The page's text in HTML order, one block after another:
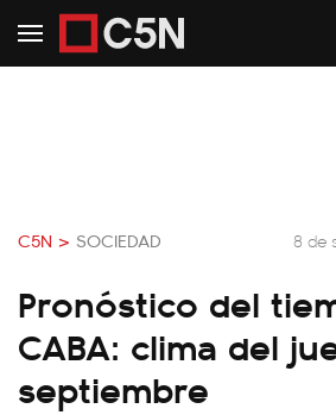
C5N > SOCIEDAD 8 de
Pronóstico del
CABA: clima del
septiembre